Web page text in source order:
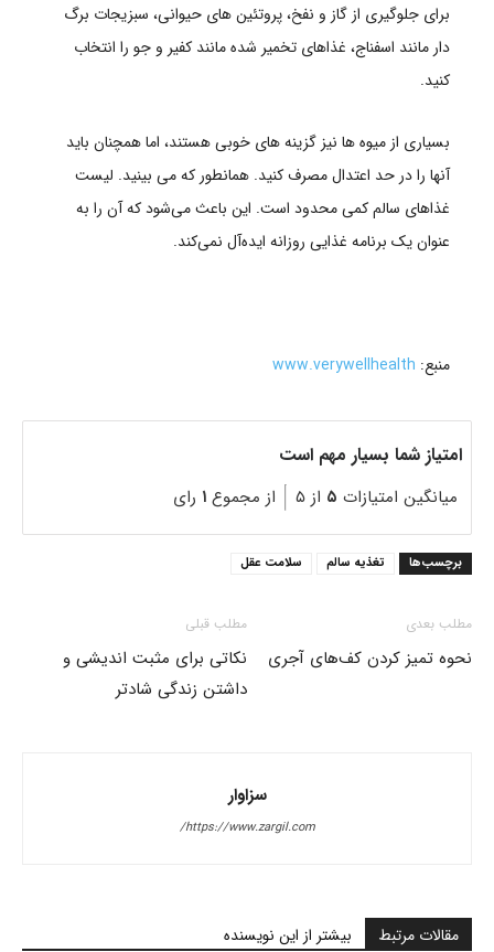
برای جلوگیری از گاز و نفخ، پروتئین های حیوانی، سبزیجات برگ
دار مانند اسفناج، غذاهای تخمیر شده مانند کفیر و جو را انتخاب
کنید.
بسیاری از میوه ها نیز گزینه های خوبی هستند، اما همچنان باید
آنها را در حد اعتدال مصرف کنید. همانطور که می بینید. لیست
غذاهای سالم کمی محدود است. این باعث می‌شود که آن را به
عنوان یک برنامه غذایی روزانه ایده‌آل نمی‌کند.
منبع: www.verywellhealth
امتیاز شما بسیار مهم است
میانگین امتیازات ۵ از ۵ از مجموع ۱ رای
برچسب‌ها تغذیه سالم سلامت عقل
مطلب قبلی
نکاتی برای مثبت اندیشی و
داشتن زندگی شادتر
مطلب بعدی
نحوه تمیز کردن کف‌های آجری
سزاوار
https://www.zargil.com/
مقالات مرتبط بیشتر از این نویسنده